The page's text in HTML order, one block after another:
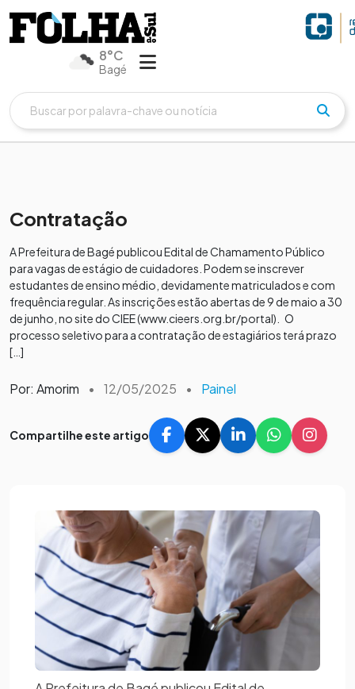
8°C
Bagé
Contratação
A Prefeitura de Bagé publicou Edital de Chamamento Público
para vagas de estágio de cuidadores. Podem se inscrever
estudantes de ensino médio, devidamente matriculados e com
frequência regular. As inscrições estão abertas de 9 de maio a 30
de junho, no site do CIEE (www.cieers.org.br/portal). O
processo seletivo para a contratação de estagiários terá prazo
[…]
Por: Amorim • 12/05/2025 • Painel
Compartilhe este artigo